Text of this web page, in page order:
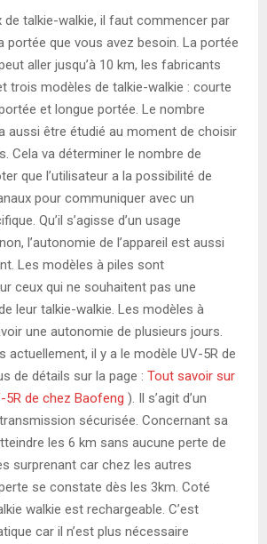
de talkie-walkie, il faut commencer par
portée que vous avez besoin. La portée
aller jusqu’à 10 km, les fabricants
trois modèles de talkie-walkie : courte
et longue portée. Le nombre
aussi être étudié au moment de choisir
Cela va déterminer le nombre de
que l’utilisateur a la possibilité de
pour communiquer avec un
Qu’il s’agisse d’un usage
l’autonomie de l’appareil est aussi
Les modèles à piles sont
ceux qui ne souhaitent pas une
leur talkie-walkie. Les modèles à
une autonomie de plusieurs jours.
actuellement, il y a le modèle UV-5R de
de détails sur la page : Tout savoir sur
5R de chez Baofeng ). Il s’agit d’un
sécurisée. Concernant sa
les 6 km sans aucune perte de
surprenant car chez les autres
se constate dès les 3km. Coté
walkie est rechargeable. C’est
car il n’est plus nécessaire